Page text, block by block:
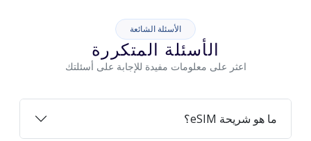
الأسئلة الشائعة
الأسئلة المتكررة
اعثر على معلومات مفيدة للإجابة على أسئلتك
ما هو شريحة eSIM؟